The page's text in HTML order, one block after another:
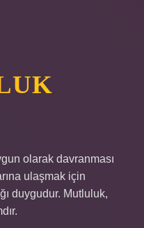
olarak davranması
ulaşmak için
duygudur. Mutluluk,